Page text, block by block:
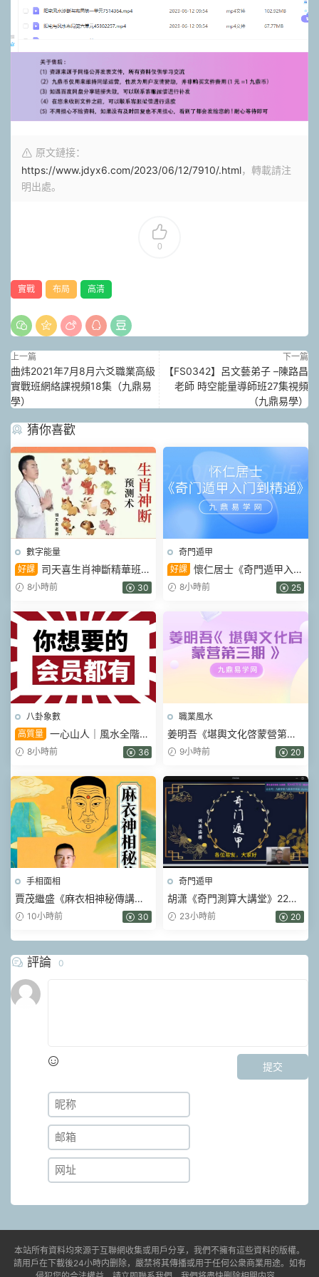
原文鏈接：
https://www.jdyx6.com/2023/06/12/7910/.html，轉載請注
明出處。
0
實戰 布局 高清
上一篇
曲炜2021年7月8月六爻職業高級
實戰班網絡課視頻18集（九鼎易
學）
下一篇
【FS0342】呂文藝弟子 –陳路昌
老師 時空能量導師班27集視頻
（九鼎易學）
猜你喜歡
數字能量
好課
司天喜生肖神斷精華班
17集視頻
8小時前 30
奇門遁甲
好課 懷仁居士《奇門遁甲入門
到精通》教學視頻32集
8小時前 25
八卦象數
高質量 一心山人｜風水全階
113集系統課，從入門到實戰一
8小時前 36
職業風水
姜明吾《堪輿文化啓蒙營第三
期》17集視頻
9小時前 20
手相面相
賈茂繼‬盛《麻衣相神‬秘傳講筆
義‬記+麻衣神相藝四‬通玄高面階‬
10小時前 30
奇門遁甲
胡潇《奇門測算大講堂》22集
視頻23小時前 20
評論 0
提交
本站所有資料均來源于互聯網收集或用戶分享，我們不擁有這些資料的版權。
請用戶在下載後24小時内删除，嚴禁将其傳播或用于任何公衆商業用途。如有